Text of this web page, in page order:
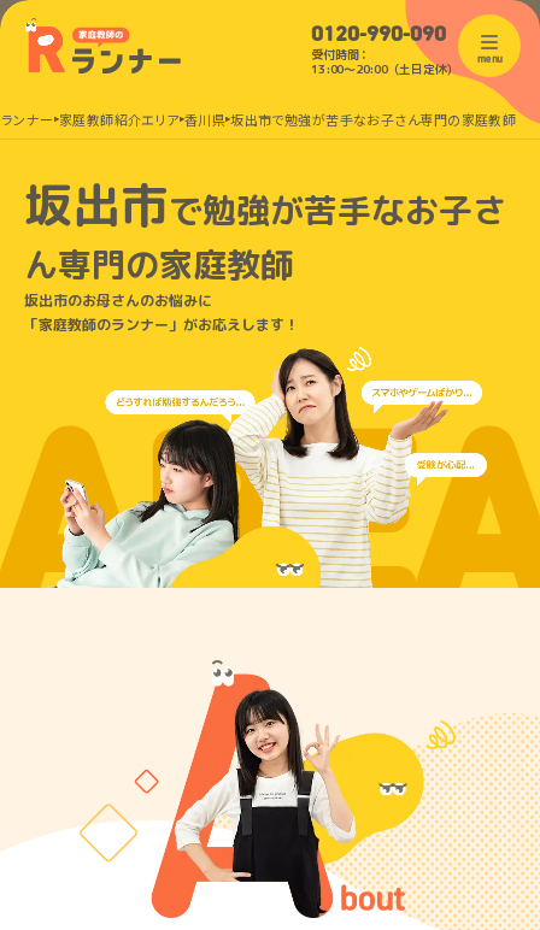
0120-990-090
受付時間：
13:00〜20:00（土日定休）
menu
ンナー 家庭教師紹介エリア 香川県 坂出市で勉強が苦手なお子さん専門の家庭教師
坂出市で勉強が苦手なお子さ
ん専門の家庭教師
坂出市のお母さんのお悩みに
「家庭教師のランナー」がお応えします！